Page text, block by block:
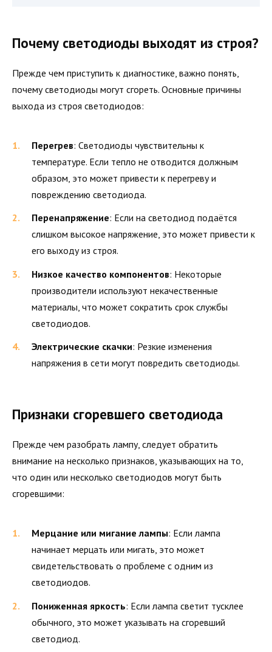
Почему светодиоды выходят из строя?
Прежде чем приступить к диагностике, важно понять,
почему светодиоды могут сгореть. Основные причины
выхода из строя светодиодов:
Перегрев: Светодиоды чувствительны к
температуре. Если тепло не отводится должным
образом, это может привести к перегреву и
повреждению светодиода.
Перенапряжение: Если на светодиод подаётся
слишком высокое напряжение, это может привести к
его выходу из строя.
Низкое качество компонентов: Некоторые
производители используют некачественные
материалы, что может сократить срок службы
светодиодов.
Электрические скачки: Резкие изменения
напряжения в сети могут повредить светодиоды.
Признаки сгоревшего светодиода
Прежде чем разобрать лампу, следует обратить
внимание на несколько признаков, указывающих на то,
что один или несколько светодиодов могут быть
сгоревшими:
Мерцание или мигание лампы: Если лампа
начинает мерцать или мигать, это может
свидетельствовать о проблеме с одним из
светодиодов.
Пониженная яркость: Если лампа светит тусклее
обычного, это может указывать на сгоревший
светодиод.